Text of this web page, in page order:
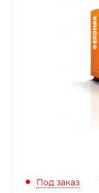
Под заказ